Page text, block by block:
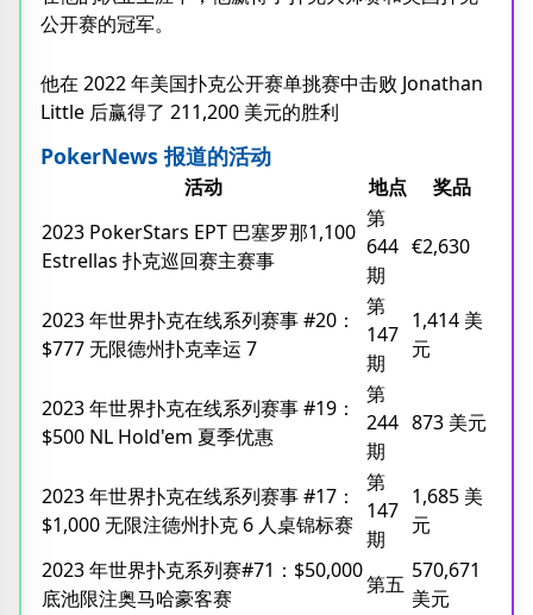
公开赛的冠军。
他在 2022 年美国扑克公开赛单挑赛中击败 Jonathan
Little 后赢得了 211,200 美元的胜利
PokerNews 报道的活动
活动 地点
奖品
2023 PokerStars EPT 巴塞罗那1,100
Estrellas 扑克巡回赛主赛事
第
644
期
€2,630
2023 年世界扑克在线系列赛事 #20：
$777 无限德州扑克幸运 7
第
147
期
1,414 美
元
2023 年世界扑克在线系列赛事 #19：
$500 NL Hold'em 夏季优惠
第
244
期
873 美元
2023 年世界扑克在线系列赛事 #17：
$1,000 无限注德州扑克 6 人桌锦标赛
第
147
期
1,685 美
元
2023 年世界扑克系列赛#71：$50,000
底池限注奥马哈豪客赛
第五
570,671
美元